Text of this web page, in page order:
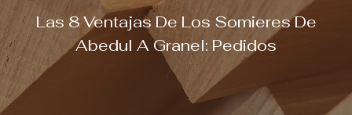
Las 8 Ventajas De Los Somieres De
Abedul A Granel: Pedidos